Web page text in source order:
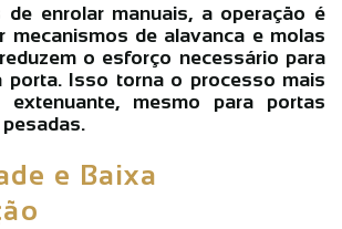
de enrolar manuais, a operação é
mecanismos de alavanca e molas
o esforço necessário para
porta. Isso torna o processo mais
mesmo para portas
e Baixa